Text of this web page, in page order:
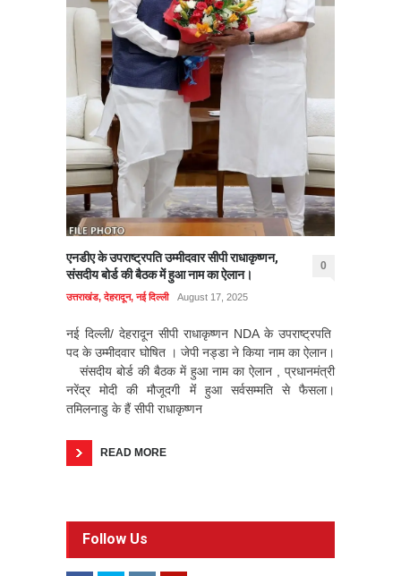
एनडीए के उपराष्ट्रपति उम्मीदवार सीपी राधाकृष्णन,
संसदीय बोर्ड की बैठक में हुआ नाम का ऐलान।
0
उत्तराखंड,देहरादून,नई दिल्ली August 17, 2025
नई दिल्ली/ देहरादून सीपी राधाकृष्णन NDA के उपराष्ट्रपति
पद के उम्मीदवार घोषित । जेपी नड्डा ने किया नाम का ऐलान।
संसदीय बोर्ड की बैठक में हुआ नाम का ऐलान , प्रधानमंत्री
नरेंद्र मोदी की मौजूदगी मेंं हुआ सर्वसम्मति से फैसला।
तमिलनाडु के हैं सीपी राधाकृष्णन
READ MORE
Follow Us